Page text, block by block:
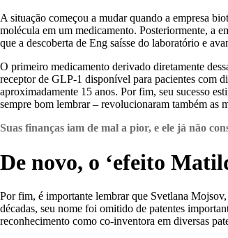
A situação começou a mudar quando a empresa
molécula em um medicamento. Posteriormente, a
que a descoberta de Eng saísse do laboratório e
O primeiro medicamento derivado diretamente
receptor de GLP-1 disponível para pacientes com
aproximadamente 15 anos. Por fim, seu sucesso
sempre bom lembrar – revolucionaram também as
Suas finanças iam de mal a pior, e ele já não
De novo, o ‘efeito
Por fim, é importante lembrar que Svetlana
décadas, seu nome foi omitido de patentes
reconhecimento como co-inventora em diversas